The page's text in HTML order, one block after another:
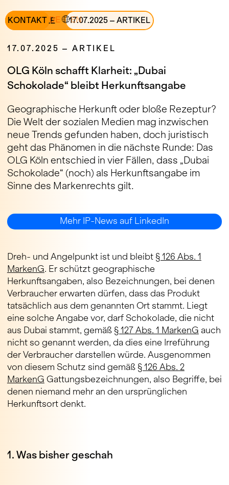
ALLE 17.07.2025 – ARTIKEL
DE EN
KONTAKT
17.07. 2025 – ARTIKEL
OLG Köln schafft Klarheit: „Dubai
Schokolade“ bleibt Herkunftsangabe
Geographische Herkunft oder bloße Rezeptur?
Die Welt der sozialen Medien mag inzwischen
neue Trends gefunden haben, doch juristisch
geht das Phänomen in die nächste Runde: Das
OLG Köln entschied in vier Fällen, dass „Dubai
Schokolade“ (noch) als Herkunftsangabe im
Sinne des Markenrechts gilt.
Mehr IP-News auf LinkedIn
Dreh- und Angelpunkt ist und bleibt § 126 Abs. 1
MarkenG. Er schützt geographische
Herkunftsangaben, also Bezeichnungen, bei denen
Verbraucher erwarten dürfen, dass das Produkt
tatsächlich aus dem genannten Ort stammt. Liegt
eine solche Angabe vor, darf Schokolade, die nicht
aus Dubai stammt, gemäß § 127 Abs. 1 MarkenG auch
nicht so genannt werden, da dies eine Irreführung
der Verbraucher darstellen würde. Ausgenommen
von diesem Schutz sind gemäß § 126 Abs. 2
MarkenG Gattungsbezeichnungen, also Begriffe, bei
denen niemand mehr an den ursprünglichen
Herkunftsort denkt.
1. Was bisher geschah